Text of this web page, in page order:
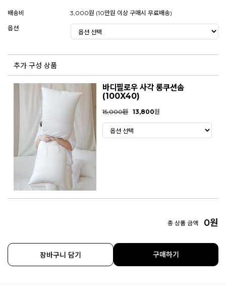
배송비
3,000원 (10만원 이상 구매시 무료배송)
옵션
추가 구성 상품
바디필로우 사각 롱쿠션솜
(100X40)
15,000원 13,800원
총 상품 금액 0원
장바구니 담기 구매하기